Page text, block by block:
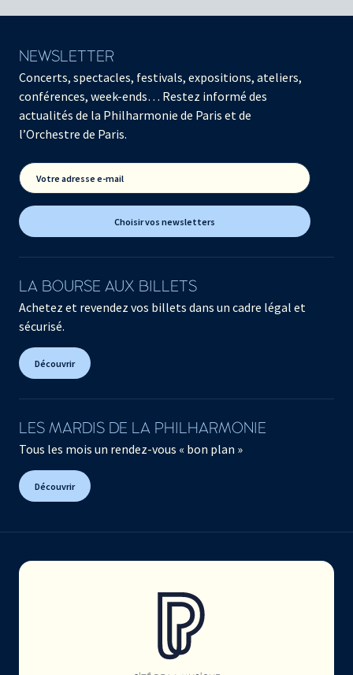
NEWSLETTER
Concerts, spectacles, festivals, expositions, ateliers,
conférences, week-ends… Restez informé des
actualités de la Philharmonie de Paris et de
l’Orchestre de Paris.
Votre adresse e-mail
Choisir vos newsletters
LA BOURSE AUX BILLETS
Achetez et revendez vos billets dans un cadre légal et
sécurisé.
Découvrir
LES MARDIS DE LA PHILHARMONIE
Tous les mois un rendez-vous « bon plan »
Découvrir